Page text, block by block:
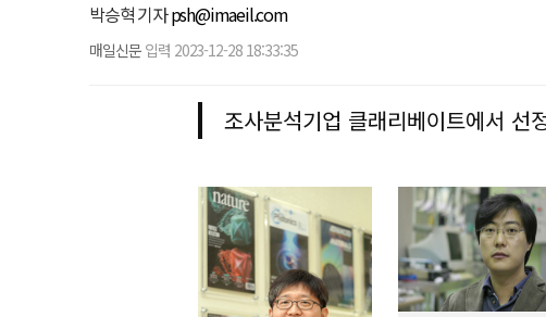
박승혁 기자psh@imaeil.com
매일신문 입력 2023-12-28 18:33:35
조사분석기업 클래리베이트에서 선